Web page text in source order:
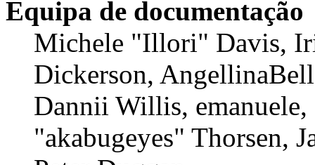
Equipa de documentação
Michele "Illori" Davis,
Dickerson,
Dannii Willis, emanuele,
"akabugeyes" Thorsen,